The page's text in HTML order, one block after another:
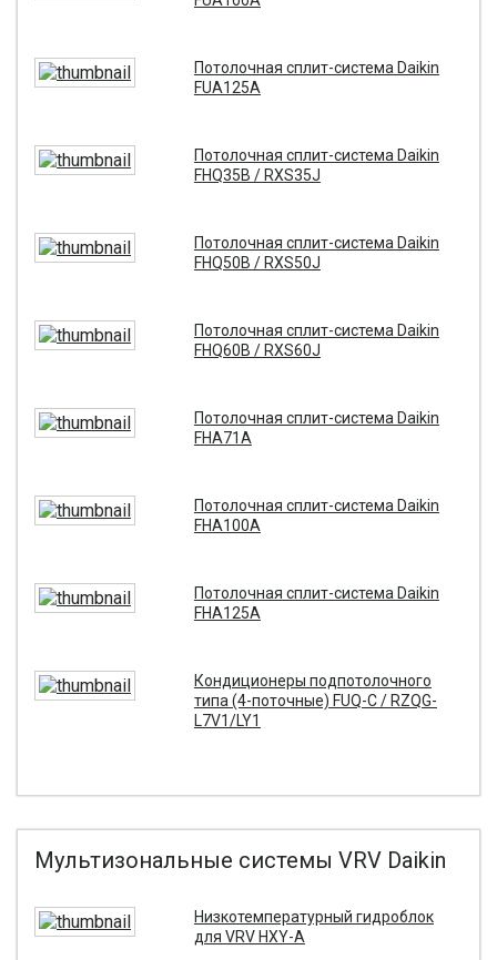
Потолочная сплит-система Daikin
FUA125A
Потолочная сплит-система Daikin
FHQ35B / RXS35J
Потолочная сплит-система Daikin
FHQ50B / RXS50J
Потолочная сплит-система Daikin
FHQ60B / RXS60J
Потолочная сплит-система Daikin
FHA71A
Потолочная сплит-система Daikin
FHA100A
Потолочная сплит-система Daikin
FHA125A
Кондиционеры подпотолочного
типа (4-поточные) FUQ-C / RZQG-
L7V1/LY1
Мультизональные системы VRV Daikin
Низкотемпературный гидроблок
для VRV HXY-A